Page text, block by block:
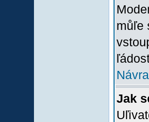
můľe
Jak